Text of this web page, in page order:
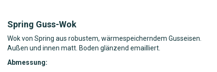
Spring Guss-Wok
Wok von Spring aus robustem, wärmespeicherndem Gusseisen.
Außen und innen matt. Boden glänzend emailliert.
Abmessung: